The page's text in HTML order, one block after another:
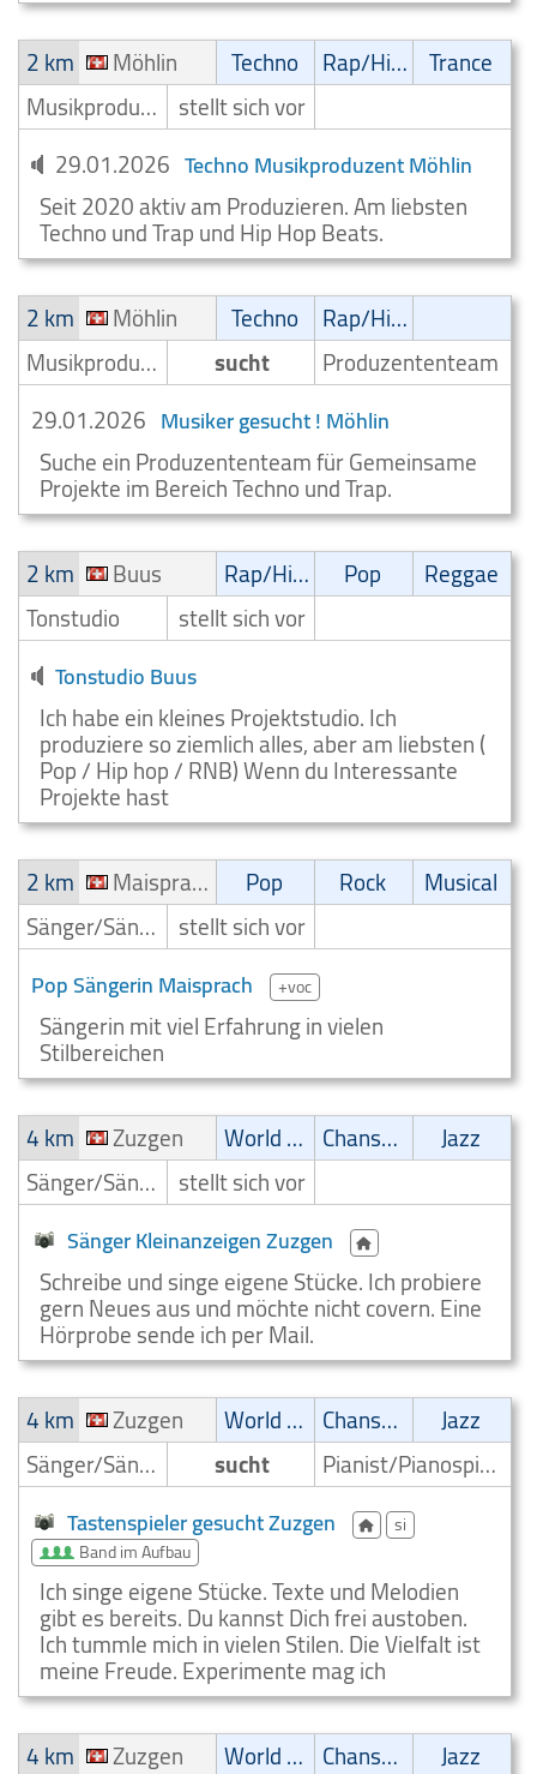
2 km
Möhlin Techno Rap/Hip-Hop/RnB Trance
Musikproduzent stellt sich vor
29.01.2026 Techno Musikproduzent Möhlin
Seit 2020 aktiv am Produzieren. Am liebsten
Techno und Trap und Hip Hop Beats.
2 km
Möhlin Techno
Rap/Hip-Hop/RnB
Musikproduzent
sucht
Produzententeam
29.01.2026 Musiker gesucht ! Möhlin
Suche ein Produzententeam für Gemeinsame
Projekte im Bereich Techno und Trap.
2 km
Buus Rap/Hip-Hop/RnB Pop
Reggae
Tonstudio
stellt sich vor
Tonstudio Buus
Ich habe ein kleines Projektstudio. Ich
produziere so ziemlich alles, aber am liebsten (
Pop / Hip hop / RNB) Wenn du Interessante
Projekte hast
2 km
Maisprach Pop Rock
Musical
Sänger/Sängerin stellt sich vor
Pop Sängerin Maisprach +voc
Sängerin mit viel Erfahrung in vielen
Stilbereichen
4 km
Zuzgen World Music Chanson
Jazz
Sänger/Sängerin stellt sich vor
Sänger Kleinanzeigen Zuzgen
Schreibe und singe eigene Stücke. Ich probiere
gern Neues aus und möchte nicht covern. Eine
Hörprobe sende ich per Mail.
4 km
Zuzgen World Music Chanson
Jazz
Sänger/Sängerin
sucht Pianist/Pianospieler
Tastenspieler gesucht Zuzgen
si
Band im Aufbau
Ich singe eigene Stücke. Texte und Melodien
gibt es bereits. Du kannst Dich frei austoben.
Ich tummle mich in vielen Stilen. Die Vielfalt ist
meine Freude. Experimente mag ich
4 km
Zuzgen World Music Chanson Jazz